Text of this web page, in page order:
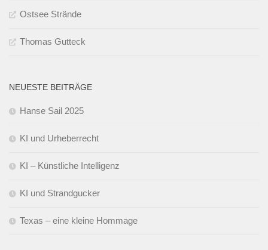
Ostsee Strände
Thomas Gutteck
NEUESTE BEITRÄGE
Hanse Sail 2025
KI und Urheberrecht
KI – Künstliche Intelligenz
KI und Strandgucker
Texas – eine kleine Hommage